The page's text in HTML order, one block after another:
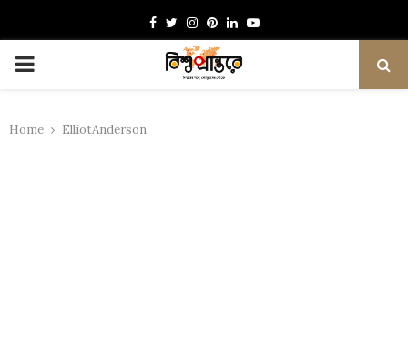
Facebook
TwitterInstagram
Pinterest
LinkedinYoutube
PRIMARY
Home ElliotAnderson